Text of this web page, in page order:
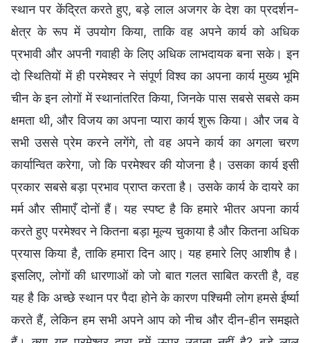
स्थान पर केंद्रित करते हुए, बड़े लाल अजगर के देश का प्रदर्शन-
क्षेत्र के रूप में उपयोग किया, ताकि वह अपने कार्य को अधिक
प्रभावी और अपनी गवाही के लिए अधिक लाभदायक बना सके। इन
दो स्थितियों में ही परमेश्वर ने संपूर्ण विश्व का अपना कार्य मुख्य भूमि
चीन के इन लोगों में स्थानांतरित किया, जिनके पास सबसे सबसे कम
क्षमता थी, और विजय का अपना प्यारा कार्य शुरू किया। और जब वे
सभी उससे प्रेम करने लगेंगे, तो वह अपने कार्य का अगला चरण
कार्यान्वित करेगा, जो कि परमेश्वर की योजना है। उसका कार्य इसी
प्रकार सबसे बड़ा प्रभाव प्राप्त करता है। उसके कार्य के दायरे का
मर्म और सीमाएँ दोनों हैं। यह स्पष्ट है कि हमारे भीतर अपना कार्य
करते हुए परमेश्वर ने कितना बड़ा मूल्य चुकाया है और कितना अधिक
प्रयास किया है, ताकि हमारा दिन आए। यह हमारे लिए आशीष है।
इसलिए, लोगों की धारणाओं को जो बात गलत साबित करती है, वह
यह है कि अच्छे स्थान पर पैदा होने के कारण पश्चिमी लोग हमसे ईर्ष्या
करते हैं, लेकिन हम सभी अपने आप को नीच और दीन-हीन समझते